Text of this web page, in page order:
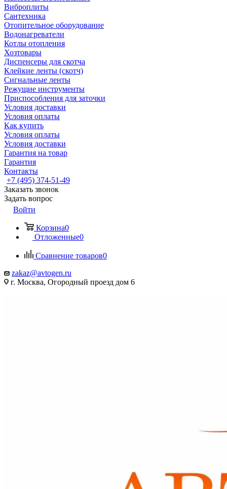
Виброплиты
Сантехника
Отопительное оборудование
Водонагреватели
Котлы отопления
Хозтовары
Диспенсеры для скотча
Клейкие ленты (скотч)
Сигнальные ленты
Режущие инструменты
Приспособления для заточки
Условия доставки
Условия оплаты
Как купить
Условия оплаты
Условия доставки
Гарантия на товар
Гарантия
Контакты
+7 (495) 374-51-49
Заказать звонок
Задать вопрос
Войти
Корзина0
Отложенные0
Сравнение товаров0
zakaz@avtogen.ru
г. Москва, Огородный проезд дом 6